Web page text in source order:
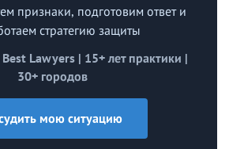
признаки, подготовим ответ и
стратегию защиты
Lawyers | 15+ лет практики |
30+ городов
мою ситуацию